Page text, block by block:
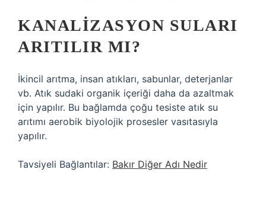
KANALIZASYON SULARI
ARITILIR MI?
İkincil arıtma, insan atıkları, sabunlar, deterjanlar
vb. Atık sudaki organik içeriği daha da azaltmak
için yapılır. Bu bağlamda çoğu tesiste atık su
arıtımı aerobik biyolojik prosesler vasıtasıyla
yapılır.
Tavsiyeli Bağlantılar: Bakır Diğer Adı Nedir